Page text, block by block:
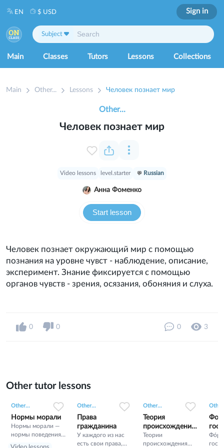
Main Classes Tutors Lessons Collections
Subject
EN $ USD Sign in
Main Other... Lessons Человек познает мир
Человек познает мир
Start lesson
Video lessons level.starter Russian
Анна Фоменко
Other...
Человек познает окружающий мир с помощью
познания на уровне чувст - наблюдение, описание,
эксперимент. Знание фиксируется с помощью
органов чувств - зрения, осязания, обоняния и слуха.
0 0 0 3
Other tutor lessons
Other...
Нормы морали
Нормы морали —
нормы поведения
человека,
Other...
Права
гражданина
У каждого из нас
есть свои права,
Other...
Теория
происхождения
государства
Теории
происхождения
о